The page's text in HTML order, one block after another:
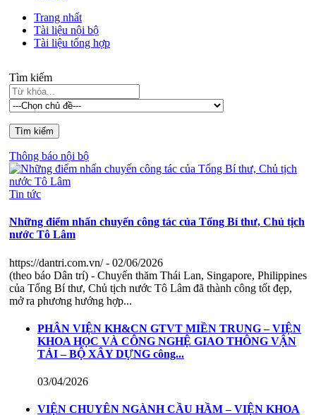
Trang nhất
Tài liệu nội bộ
Tài liệu tổng hợp
Tìm kiếm
Thông báo nội bộ
Tin tức
Những điểm nhấn chuyến công tác của Tổng Bí thư, Chủ tịch
nước Tô Lâm
https://dantri.com.vn/- 02/06/2026
(theo báo Dân trí) - Chuyến thăm Thái Lan, Singapore, Philippines
của Tổng Bí thư, Chủ tịch nước Tô Lâm đã thành công tốt đẹp,
mở ra phương hướng hợp...
PHÂN VIỆN KH&CN GTVT MIỀN TRUNG – VIỆN
KHOA HỌC VÀ CÔNG NGHỆ GIAO THÔNG VẬN
TẢI – BỘ XÂY DỰNG công...
03/04/2026
VIỆN CHUYÊN NGÀNH CẦU HẦM – VIỆN KHOA